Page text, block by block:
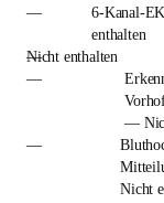
—
6-Kanal-
enthalten
—
Nicht enthalten
—
—
—
Nicht